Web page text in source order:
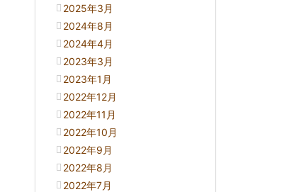
2025年3月
2024年8月
2024年4月
2023年3月
2023年1月
2022年12月
2022年11月
2022年10月
2022年9月
2022年8月
2022年7月